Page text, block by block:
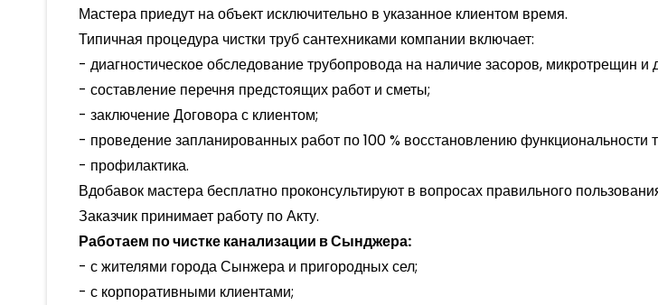
Мастера приедут на объект исключительно в указанное клиентом время.
Типичная процедура чистки труб сантехниками компании включает:
- диагностическое обследование трубопровода на наличие засоров, микротрещин и
- составление перечня предстоящих работ и сметы;
- заключение Договора с клиентом;
- проведение запланированных работ по 100 % восстановлению функциональности
- профилактика.
Вдобавок мастера бесплатно проконсультируют в вопросах правильного
Заказчик принимает работу по Акту.
Работаем по чистке канализации вСынджера:
- с жителями города Сынжера и пригородных сел;
- с корпоративными клиентами;